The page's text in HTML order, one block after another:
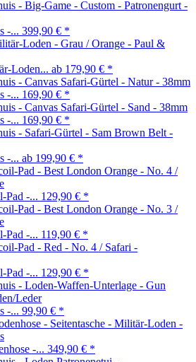
-... 399,90 € *
Loden... ab 179,90 € *
-... 169,90 € *
-... 169,90 € *
-... ab 199,90 € *
Pad -... 129,90 € *
Pad -... 119,90 € *
Pad -... 129,90 € *
-... 99,90 € *
-... 349,90 € *